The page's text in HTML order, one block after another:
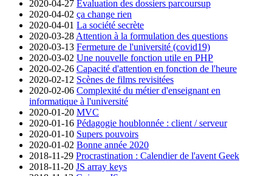
2020-04-27 Evaluation des dossiers parcoursup
2020-04-02 ça change rien
2020-04-01 La société secrète
2020-03-28 Attention à la formulation des questions
2020-03-13 Fermeture de l'université (covid19)
2020-03-02 Une nouvelle fonction utile en PHP
2020-02-26 Capacité d'attention en fonction de l'heure
2020-02-12 Scènes de films revisitées
2020-02-06 Complexité du métier d'enseignant en
informatique à l'université
2020-01-20 MVC
2020-01-16 Pédagogie houblonnée : client / serveur
2020-01-10 Supers pouvoirs
2020-01-02 Bonne année 2020
2018-11-29 Procrastination : Calendier de l'avent Geek
2018-11-20 JS array keys